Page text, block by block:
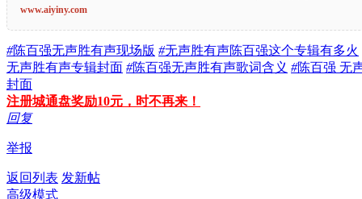
www.aiyiny.com
#陈百强无声胜有声现场版 #无声胜有声陈百强这个专辑有多火
无声胜有声专辑封面 #陈百强无声胜有声歌词含义 #陈百强 无
封面
注册城通盘奖励10元，时不再来！
回复
举报
返回列表 发新帖
高级模式